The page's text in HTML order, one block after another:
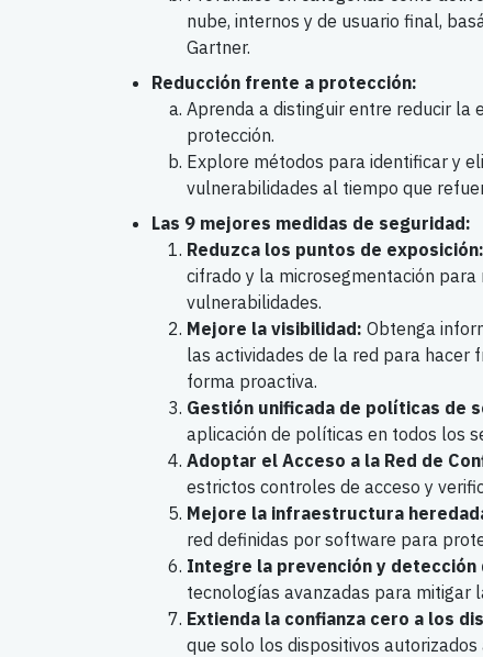
nube, internos y de usuario final,
Gartner.
Reducción frente a protección:
Aprenda a distinguir entre reducir la
protección.
Explore métodos para identificar y
vulnerabilidades al tiempo que
Las 9 mejores medidas de seguridad:
Reduzca los puntos de exposición:
cifrado y la microsegmentación para
vulnerabilidades.
Mejore la visibilidad: Obtenga
las actividades de la red para hacer
forma proactiva.
Gestión unificada de políticas de
aplicación de políticas en todos los
Adoptar el Acceso a la Red de
estrictos controles de acceso y
Mejore la infraestructura
red definidas por software para
Integre la prevención y detección
tecnologías avanzadas para mitigar
Extienda la confianza cero a los
que solo los dispositivos autorizados